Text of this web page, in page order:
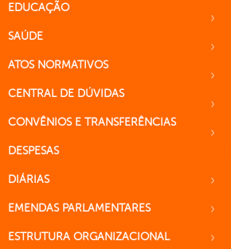
EDUCAÇÃO
SAÚDE
ATOS NORMATIVOS
CENTRAL DE DÚVIDAS
CONVÊNIOS E TRANSFERÊNCIAS
DESPESAS
DIÁRIAS
EMENDAS PARLAMENTARES
ESTRUTURA ORGANIZACIONAL